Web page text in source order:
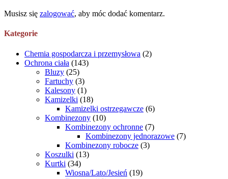
Musisz się zalogować, aby móc dodać komentarz.
Kategorie
Chemia gospodarcza i przemysłowa (2)
Ochrona ciała (143)
Bluzy (25)
Fartuchy (3)
Kalesony (1)
Kamizelki (18)
Kamizelki ostrzegawcze (6)
Kombinezony (10)
Kombinezony ochronne (7)
Kombinezony jednorazowe (7)
Kombinezony robocze (3)
Koszulki (13)
Kurtki (34)
Wiosna/Lato/Jesień (19)